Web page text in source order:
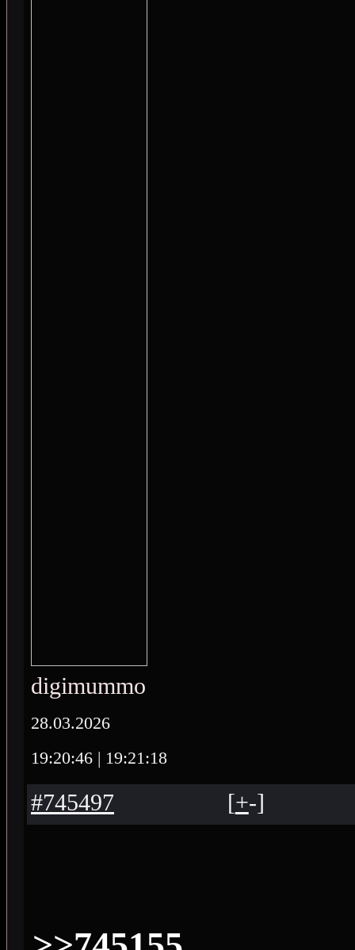
digimummo
28.03.2026
19:20:46 | 19:21:18
#745497 [+-]